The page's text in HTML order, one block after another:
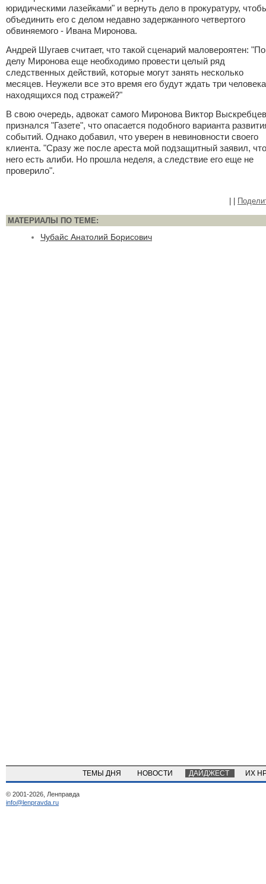
юридическими лазейками" и вернуть дело в прокуратуру,
объединить его с делом недавно задержанного четвертого
обвиняемого - Ивана Миронова.
Андрей Шугаев считает, что такой сценарий маловероятен: "По
делу Миронова еще необходимо провести целый ряд
следственных действий, которые могут занять несколько
месяцев. Неужели все это время его будут ждать три
находящихся под стражей?"
В свою очередь, адвокат самого Миронова Виктор Выскребцев
признался "Газете", что опасается подобного варианта
событий. Однако добавил, что уверен в невиновности своего
клиента. "Сразу же после ареста мой подзащитный заявил,
него есть алиби. Но прошла неделя, а следствие его еще не
проверило".
МАТЕРИАЛЫ ПО ТЕМЕ:
Чубайс Анатолий Борисович
ТЕМЫ ДНЯ НОВОСТИ ДАЙДЖЕСТ ИХ
© 2001-2026, Ленправда
info@lenpravda.ru